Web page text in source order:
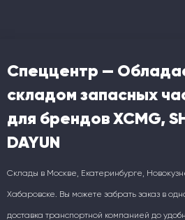
Спеццентр —
складом запасных
для брендов XCMG,
DAYUN
Склады в Москве, Екатеринбурге,
Хабаровске. Вы можете забрать заказ в
доставка транспортной компанией до